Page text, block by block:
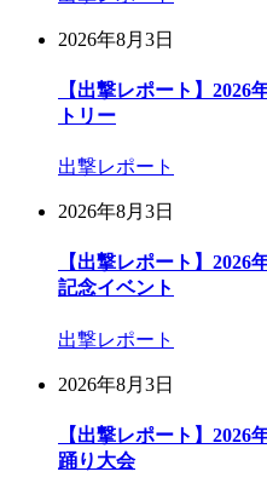
2026年8月3日
【出撃レポート】2026
トリー
出撃レポート
2026年8月3日
【出撃レポート】2026
記念イベント
出撃レポート
2026年8月3日
【出撃レポート】2026
踊り大会